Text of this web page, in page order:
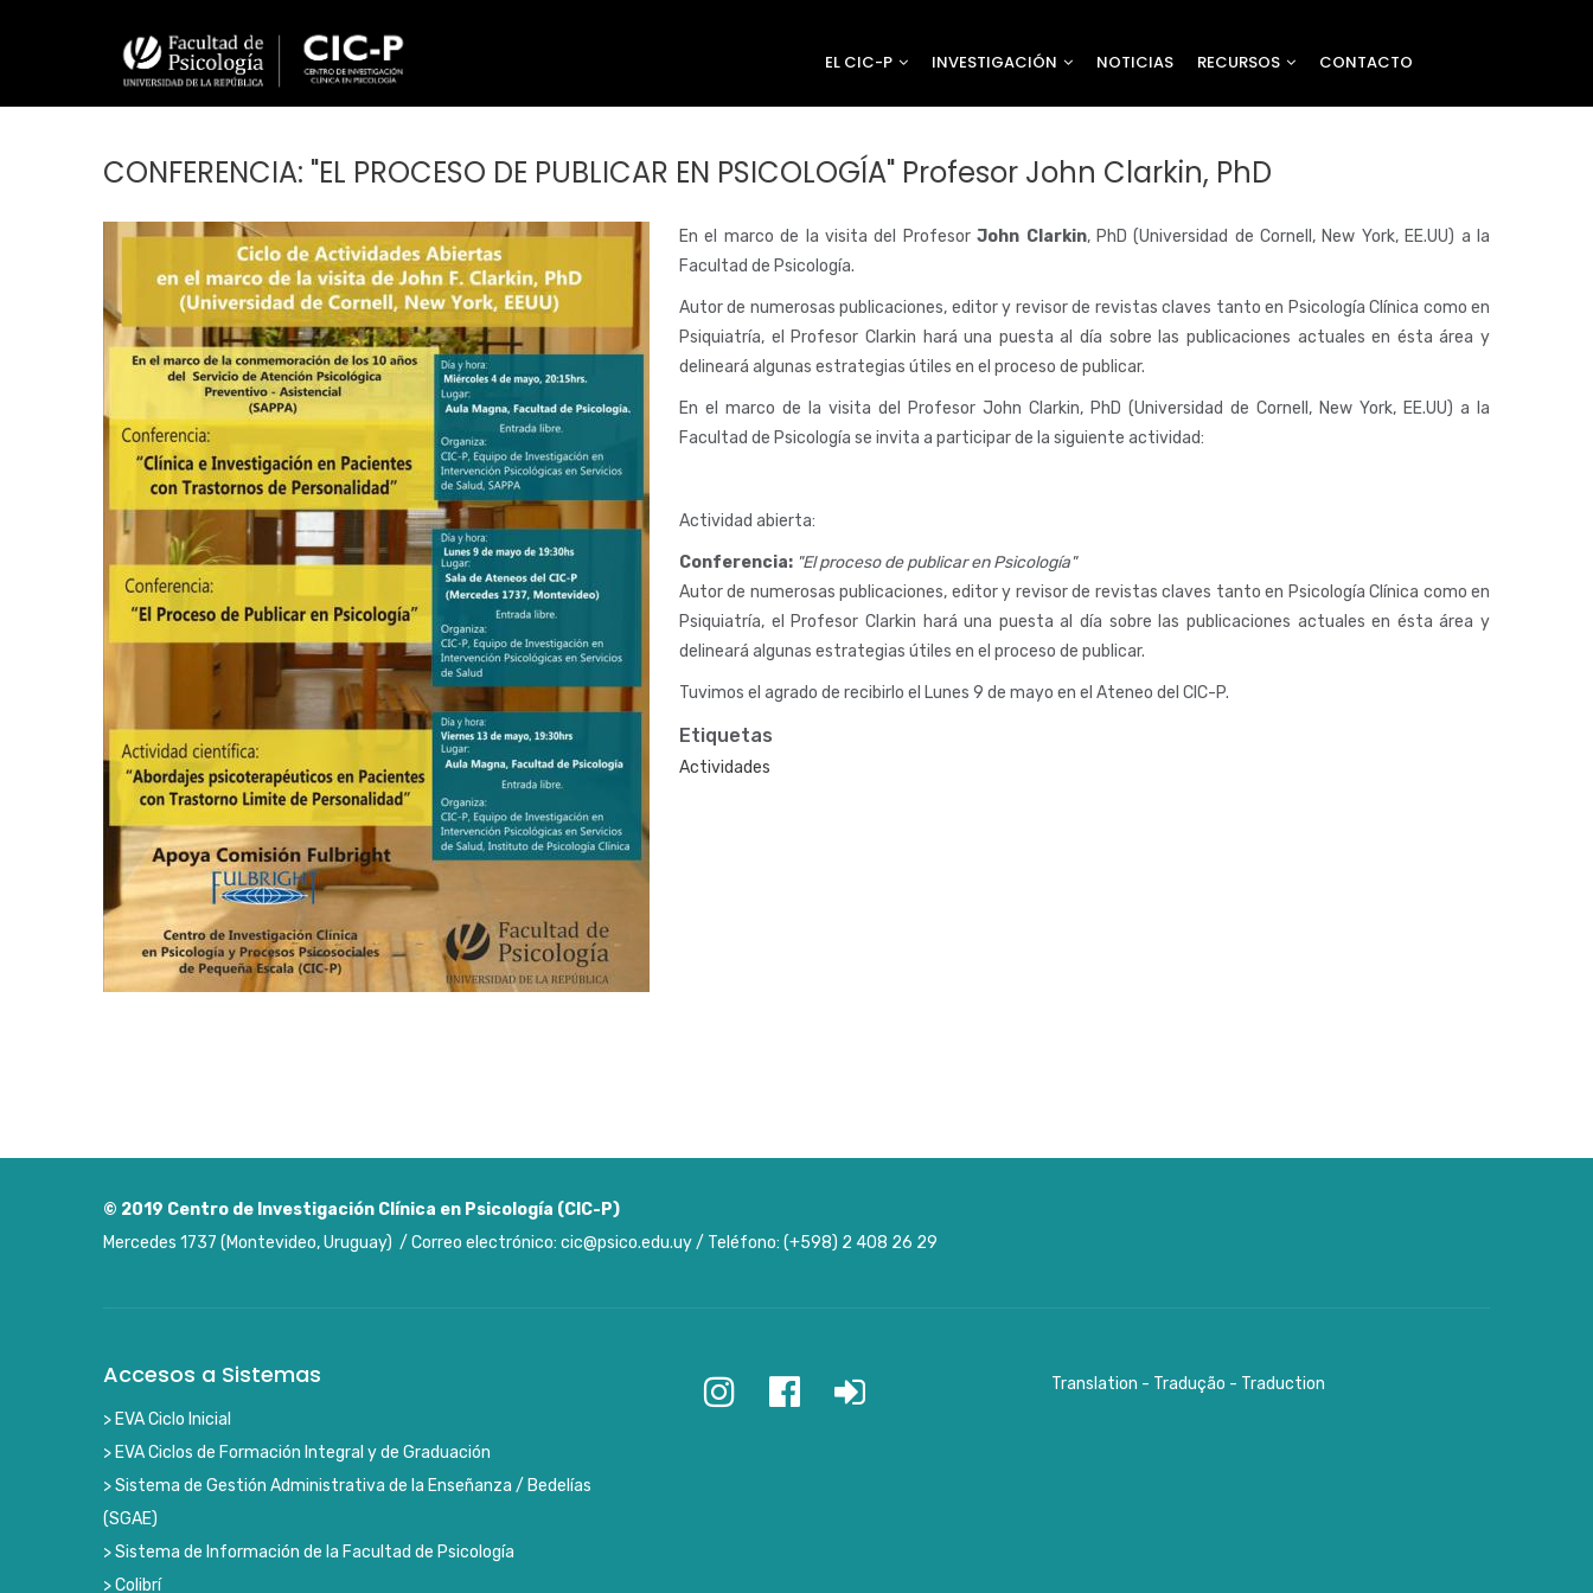
principal
EL CIC-P INVESTIGACIÓN NOTICIAS RECURSOS CONTACTO
CONFERENCIA: "EL PROCESO DE PUBLICAR EN PSICOLOGÍA" Profesor John Clarkin, PhD
Imagen/Afiche En el marco de la visita del ProfesorJohn Clarkin, PhD (Universidad de Cornell, New York, EE.UU) a la
Facultad de Psicología.
Autor de numerosas publicaciones, editor y revisor de revistas claves tanto en Psicología Clínica como en
Psiquiatría, el Profesor Clarkin hará una puesta al día sobre las publicaciones actuales en ésta área y
delineará algunas estrategias útiles en el proceso de publicar.
En el marco de la visita del Profesor John Clarkin, PhD (Universidad de Cornell, New York, EE.UU) a la
Facultad de Psicología se invita a participar de la siguiente actividad:
Actividad abierta:
Conferencia: "El proceso de publicar en Psicología"
Autor de numerosas publicaciones, editor y revisor de revistas claves tanto en Psicología Clínica como en
Psiquiatría, el Profesor Clarkin hará una puesta al día sobre las publicaciones actuales en ésta área y
delineará algunas estrategias útiles en el proceso de publicar.
Tuvimos el agrado de recibirlo el Lunes 9 de mayo en el Ateneo del CIC-P.
Etiquetas
Actividades
© 2019 Centro de Investigación Clínica en Psicología (CIC-P)
Mercedes 1737 (Montevideo, Uruguay) / Correo electrónico: cic@psico.edu.uy / Teléfono: (+598) 2 408 26 29
Accesos a Sistemas
> EVA Ciclo Inicial
> EVA Ciclos de Formación Integral y de Graduación
> Sistema de Gestión Administrativa de la Enseñanza / Bedelías
(SGAE)
> Sistema de Información de la Facultad de Psicología
> Colibrí
Translation - Tradução - Traduction